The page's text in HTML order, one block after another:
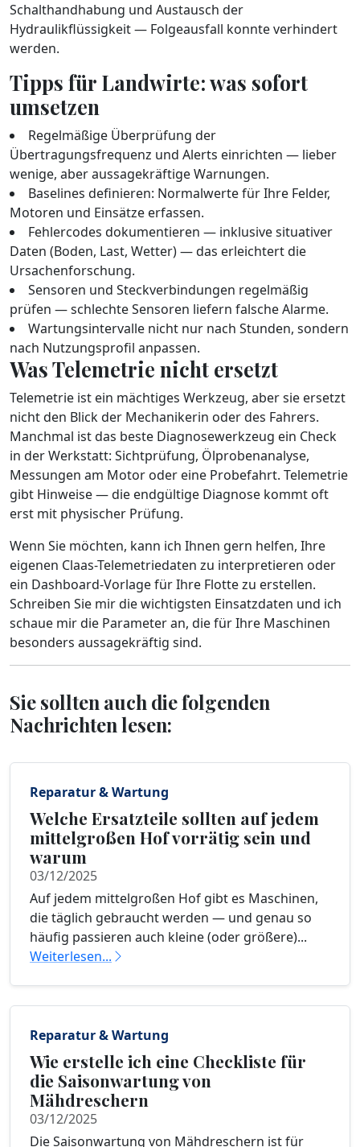
Schalthandhabung und Austausch der
Hydraulikflüssigkeit — Folgeausfall konnte verhindert
werden.
Tipps für Landwirte: was sofort
umsetzen
Regelmäßige Überprüfung der
Übertragungsfrequenz und Alerts einrichten — lieber
wenige, aber aussagekräftige Warnungen.
Baselines definieren: Normalwerte für Ihre Felder,
Motoren und Einsätze erfassen.
Fehlercodes dokumentieren — inklusive situativer
Daten (Boden, Last, Wetter) — das erleichtert die
Ursachenforschung.
Sensoren und Steckverbindungen regelmäßig
prüfen — schlechte Sensoren liefern falsche Alarme.
Wartungsintervalle nicht nur nach Stunden, sondern
nach Nutzungsprofil anpassen.
Was Telemetrie nicht ersetzt
Telemetrie ist ein mächtiges Werkzeug, aber sie ersetzt
nicht den Blick der Mechanikerin oder des Fahrers.
Manchmal ist das beste Diagnosewerkzeug ein Check
in der Werkstatt: Sichtprüfung, Ölprobenanalyse,
Messungen am Motor oder eine Probefahrt. Telemetrie
gibt Hinweise — die endgültige Diagnose kommt oft
erst mit physischer Prüfung.
Wenn Sie möchten, kann ich Ihnen gern helfen, Ihre
eigenen Claas-Telemetriedaten zu interpretieren oder
ein Dashboard-Vorlage für Ihre Flotte zu erstellen.
Schreiben Sie mir die wichtigsten Einsatzdaten und ich
schaue mir die Parameter an, die für Ihre Maschinen
besonders aussagekräftig sind.
Sie sollten auch die folgenden
Nachrichten lesen:
Reparatur & Wartung
Welche Ersatzteile sollten auf jedem
mittelgroßen Hof vorrätig sein und
warum
03/12/2025
Auf jedem mittelgroßen Hof gibt es Maschinen,
die täglich gebraucht werden — und genau so
häufig passieren auch kleine (oder größere)...
Weiterlesen...
Reparatur & Wartung
Wie erstelle ich eine Checkliste für
die Saisonwartung von
Mähdreschern
03/12/2025
Die Saisonwartung von Mähdreschern ist für